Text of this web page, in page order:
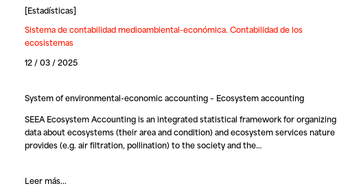
[Estadísticas]
Sistema de contabilidad medioambiental-económica. Contabilidad de los
ecosistemas
12 / 03 / 2025
System of environmental-economic accounting – Ecosystem accounting
SEEA Ecosystem Accounting is an integrated statistical framework for organizing
data about ecosystems (their area and condition) and ecosystem services nature
provides (e.g. air filtration, pollination) to the society and the…
Leer más...